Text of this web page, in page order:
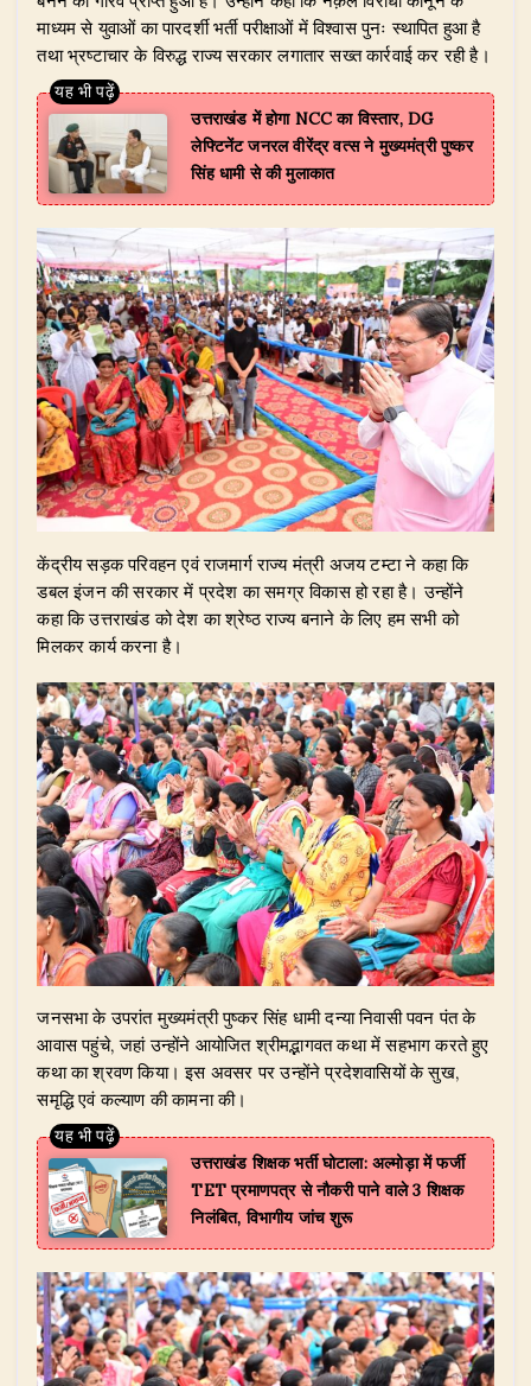
माध्यम से युवाओं का पारदर्शी भर्ती परीक्षाओं में विश्वास पुनः स्थापित हुआ है
तथा भ्रष्टाचार के विरुद्ध राज्य सरकार लगातार सख्त कार्रवाई कर रही है।
उत्तराखंड में होगा NCC का विस्तार, DG
लेफ्टिनेंट जनरल वीरेंद्र वत्स ने मुख्यमंत्री पुष्कर
सिंह धामी से की मुलाकात
​केंद्रीय सड़क परिवहन एवं राजमार्ग राज्य मंत्री अजय टम्टा ने कहा कि
डबल इंजन की सरकार में प्रदेश का समग्र विकास हो रहा है। उन्होंने
कहा कि उत्तराखंड को देश का श्रेष्ठ राज्य बनाने के लिए हम सभी को
मिलकर कार्य करना है।
​जनसभा के उपरांत मुख्यमंत्री पुष्कर सिंह धामी दन्या निवासी पवन पंत के
आवास पहुंचे, जहां उन्होंने आयोजित श्रीमद्भागवत कथा में सहभाग करते हुए
कथा का श्रवण किया। इस अवसर पर उन्होंने प्रदेशवासियों के सुख,
समृद्धि एवं कल्याण की कामना की।
उत्तराखंड शिक्षक भर्ती घोटाला: अल्मोड़ा में फर्जी
TET प्रमाणपत्र से नौकरी पाने वाले 3 शिक्षक
निलंबित, विभागीय जांच शुरू